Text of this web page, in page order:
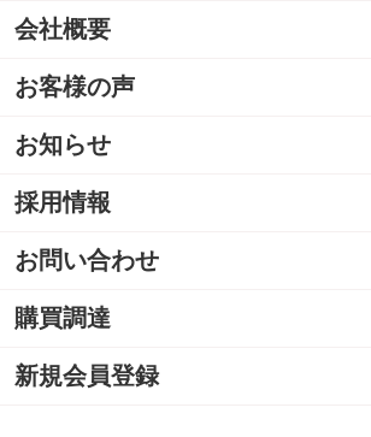
会社概要
お客様の声
お知らせ
採用情報
お問い合わせ
購買調達
新規会員登録